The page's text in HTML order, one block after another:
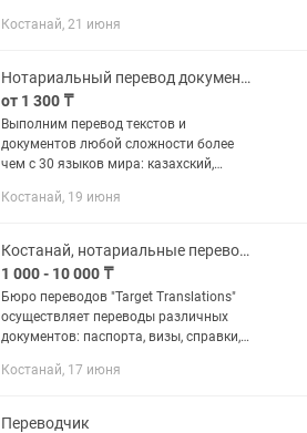
многое другое.
Костанай, 21 июня
Нотариальный перевод документов. Услуги переводчика. Все языки. Апостиль
от 1 300 ₸
Выполним перевод текстов и
документов любой сложности более
чем с 30 языков мира: казахский,
армянский, чешский, польский,
французский,...
Костанай, 19 июня
Костанай, нотариальные переводы документов!
1 000 - 10 000 ₸
Бюро переводов "Target Translations"
осуществляет переводы различных
документов: паспорта, визы, справки,
выписки, доверенности, заявления,
Костанай, 17 июня
Переводчик